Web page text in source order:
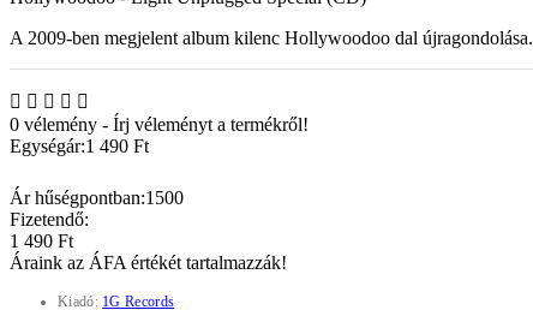
A 2009-ben megjelent album kilenc Hollywoodoo dal újragondolása.
0 vélemény - Írj véleményt a termékről!
Egységár:1 490 Ft
Ár hűségpontban:1500
Fizetendő:
1 490 Ft
Áraink az ÁFA értékét tartalmazzák!
Kiadó: 1G Records